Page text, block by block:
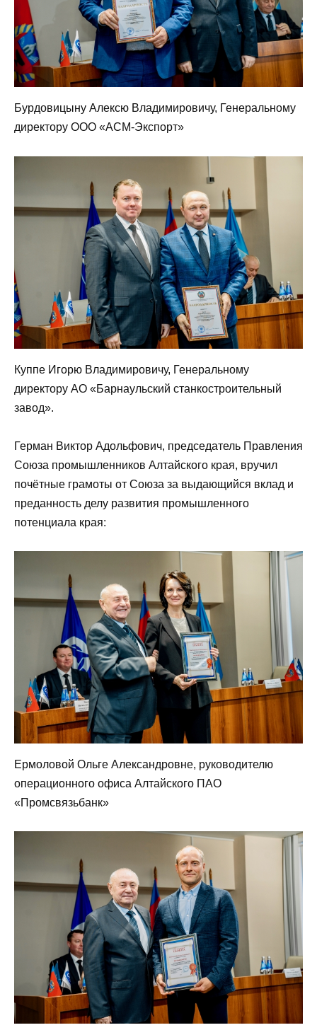
Бурдовицыну Алексю Владимировичу, Генеральному
директору ООО «АСМ-Экспорт»
Куппе Игорю Владимировичу, Генеральному
директору АО «Барнаульский станкостроительный
завод».
Герман Виктор Адольфович, председатель Правления
Союза промышленников Алтайского края, вручил
почётные грамоты от Союза за выдающийся вклад и
преданность делу развития промышленного
потенциала края:
Ермоловой Ольге Александровне, руководителю
операционного офиса Алтайского ПАО
«Промсвязьбанк»